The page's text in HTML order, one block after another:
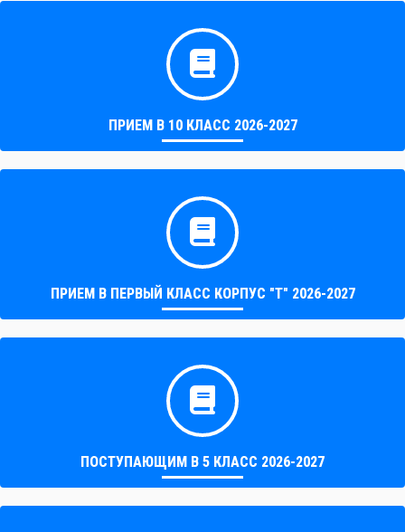
ПРИЕМ В 10 КЛАСС 2026-2027
ПРИЕМ В ПЕРВЫЙ КЛАСС КОРПУС "Т" 2026-2027
ПОСТУПАЮЩИМ В 5 КЛАСС 2026-2027